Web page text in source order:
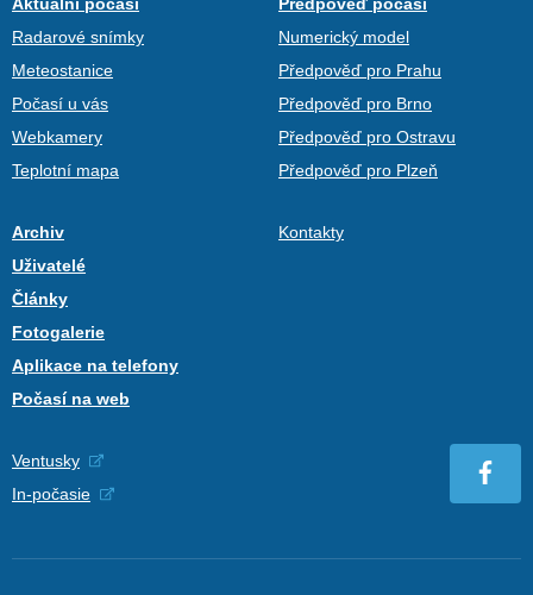
Radarové snímky
Meteostanice
Počasí u vás
Webkamery
Teplotní mapa
Numerický model
Předpověď pro Prahu
Předpověď pro Brno
Předpověď pro Ostravu
Předpověď pro Plzeň
Archiv
Uživatelé
Články
Fotogalerie
Aplikace na telefony
Počasí na web
Kontakty
Ventusky
In-počasie